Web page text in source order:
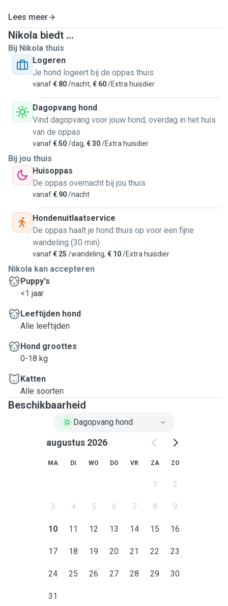
Lees meer
Nikola biedt ...
Bij Nikola thuis
Logeren
Je hond logeert bij de oppas thuis
vanaf€ 80/nacht, € 60/Extra huisdier
Dagopvang hond
Vind dagopvang voor jouw hond, overdag in het huis
van de oppas
vanaf€ 50/dag, € 30/Extra huisdier
Bij jou thuis
Huisoppas
De oppas overnacht bij jou thuis
vanaf€ 90/nacht
Hondenuitlaatservice
De oppas haalt je hond thuis op voor een fijne
wandeling (30 min)
vanaf€ 25 /wandeling, € 10/Extra huisdier
Nikola kan accepteren
Puppy's
<1 jaar
Leeftijden hond
Alle leeftijden
Hond groottes
0-18 kg
Katten
Alle soorten
Beschikbaarheid
Dagopvang hond
augustus 2026
MA DI WO DO VR ZA ZO
1 2
3 4 5 6 7 8 9
10 11 12 13 14 15 16
17 18 19 20 21 22 23
24 25 26 27 28 29 30
31